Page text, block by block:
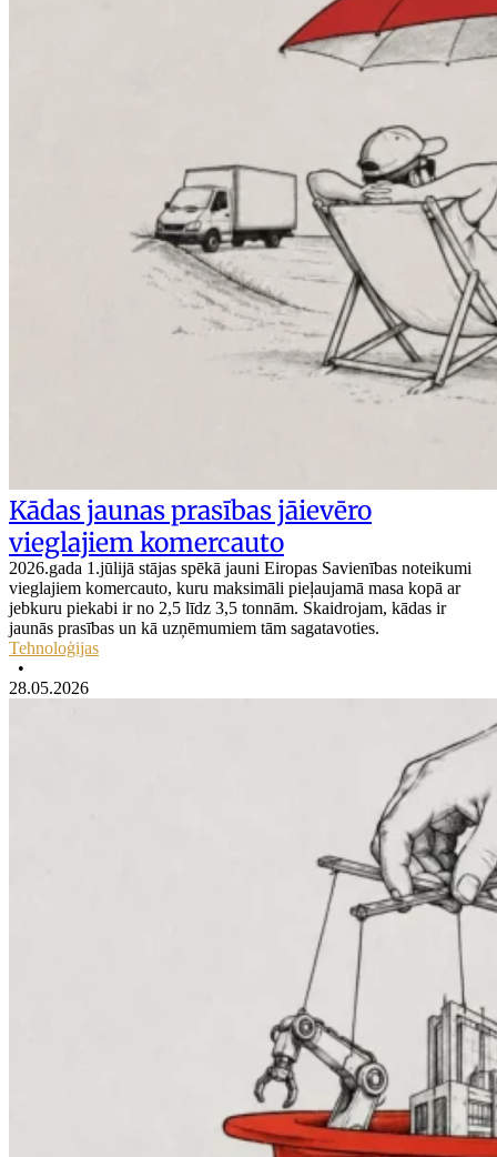
Kādas jaunas prasības jāievēro
vieglajiem komercauto
2026.gada 1.jūlijā stājas spēkā jauni Eiropas Savienības noteikumi
vieglajiem komercauto, kuru maksimāli pieļaujamā masa kopā ar
jebkuru piekabi ir no 2,5 līdz 3,5 tonnām. Skaidrojam, kādas ir
jaunās prasības un kā uzņēmumiem tām sagatavoties.
Tehnoloģijas
•
28.05.2026